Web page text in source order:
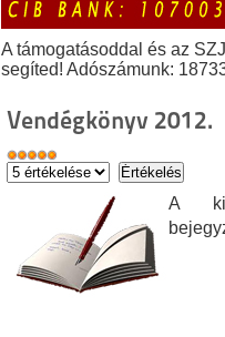
A támogatásoddal és az
segíted! Adószámunk:
Vendégkönyv 2012.
A